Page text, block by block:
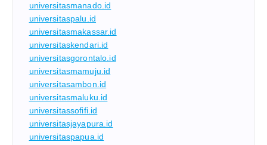
universitasmanado.id
universitaspalu.id
universitasmakassar.id
universitaskendari.id
universitasgorontalo.id
universitasmamuju.id
universitasambon.id
universitasmaluku.id
universitassofifi.id
universitasjayapura.id
universitaspapua.id